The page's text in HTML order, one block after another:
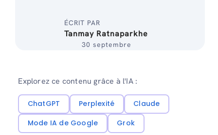
ÉCRIT PAR
Tanmay Ratnaparkhe
30 septembre
Explorez ce contenu grâce à l'IA :
ChatGPT Perplexité
Claude
Mode IA de Google
Grok